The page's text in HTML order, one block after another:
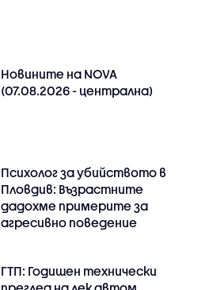
Новините на NOVA
(07.08.2026 - централна)
Психолог за убийството в
Пловдив: Възрастните
дадохме примерите за
агресивно поведение
ГТП: Годишен технически